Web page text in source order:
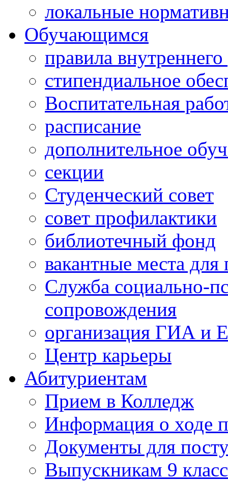
локальные
Обучающимся
правила
стипендиальное
Воспитательная
расписание
дополнительное
секции
Студенческий совет
совет профилактики
библиотечный фонд
вакантные места
Служба социально-
сопровождения
организация ГИА и
Центр карьеры
Абитуриентам
Прием в Колледж
Информация о ходе
Документы для
Выпускникам 9